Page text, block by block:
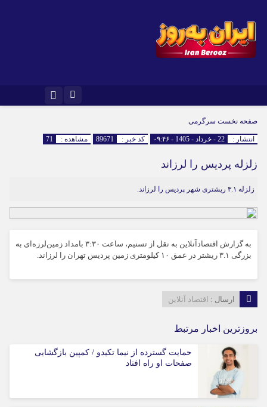
صفحه نخست سرگرمی
انتشار : 22 - خرداد - 1405 - ۰۹:۴۶ کد خبر : 89671 مشاهده : 71
زلزله پردیس را لرزاند
زلزله ۳.۱ ریشتری شهر پردیس را لرزاند.
به گزارش اقتصادآنلاین به نقل از تسنیم، ساعت ۳:۳۰ بامداد زمین‌لرزه‌ای به
بزرگی ۳.۱ ریشتر در عمق ۱۰ کیلومتری زمین پردیس تهران را لرزاند.
ارسال : اقتصاد آنلاین
بروزترین اخبار مرتبط
حمایت گسترده از نیما تکیدو / کمپین بازگشایی
صفحات او راه افتاد